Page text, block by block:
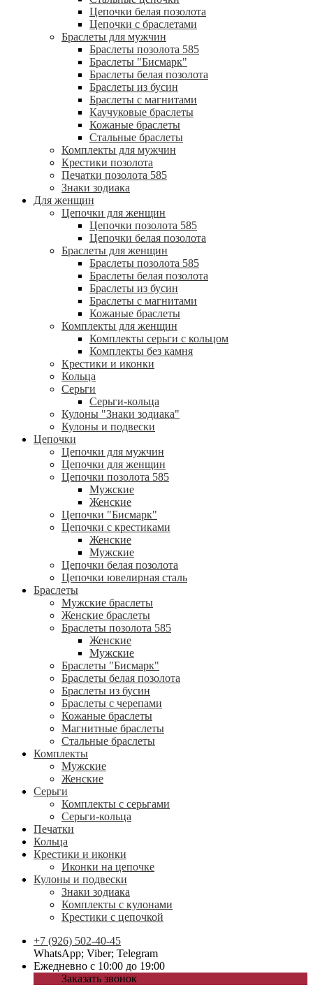
Цепочки белая позолота
Цепочки с браслетами
Браслеты для мужчин
Браслеты позолота 585
Браслеты "Бисмарк"
Браслеты белая позолота
Браслеты из бусин
Браслеты с магнитами
Каучуковые браслеты
Кожаные браслеты
Стальные браслеты
Комплекты для мужчин
Крестики позолота
Печатки позолота 585
Знаки зодиака
Для женщин
Цепочки для женщин
Цепочки позолота 585
Цепочки белая позолота
Браслеты для женщин
Браслеты позолота 585
Браслеты белая позолота
Браслеты из бусин
Браслеты с магнитами
Кожаные браслеты
Комплекты для женщин
Комплекты серьги с кольцом
Комплекты без камня
Крестики и иконки
Кольца
Серьги
Серьги-кольца
Кулоны "Знаки зодиака"
Кулоны и подвески
Цепочки
Цепочки для мужчин
Цепочки для женщин
Цепочки позолота 585
Мужские
Женские
Цепочки "Бисмарк"
Цепочки с крестиками
Женские
Мужские
Цепочки белая позолота
Цепочки ювелирная сталь
Браслеты
Мужские браслеты
Женские браслеты
Браслеты позолота 585
Женские
Мужские
Браслеты "Бисмарк"
Браслеты белая позолота
Браслеты из бусин
Браслеты с черепами
Кожаные браслеты
Магнитные браслеты
Стальные браслеты
Комплекты
Мужские
Женские
Серьги
Комплекты с серьгами
Серьги-кольца
Печатки
Кольца
Крестики и иконки
Иконки на цепочке
Кулоны и подвески
Знаки зодиака
Комплекты с кулонами
Крестики с цепочкой
+7 (926) 502-40-45
WhatsApp; Viber; Telegram
Ежедневно с 10:00 до 19:00
Заказать звонок